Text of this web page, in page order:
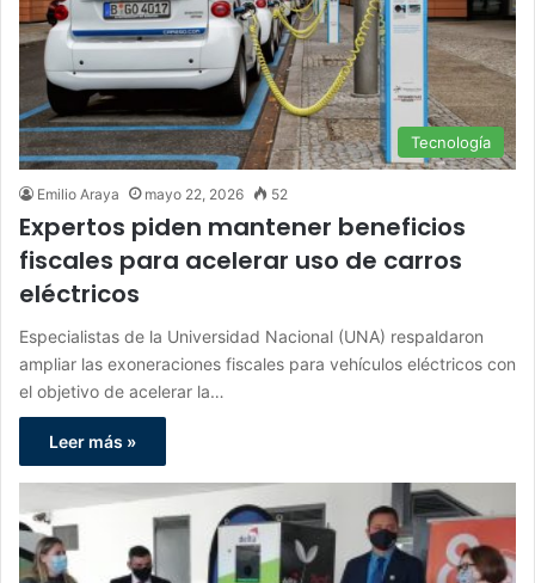
Tecnología
Emilio Araya mayo 22, 2026 52
Expertos piden mantener beneficios
fiscales para acelerar uso de carros
eléctricos
Especialistas de la Universidad Nacional (UNA) respaldaron
ampliar las exoneraciones fiscales para vehículos eléctricos con
el objetivo de acelerar la…
Leer más »